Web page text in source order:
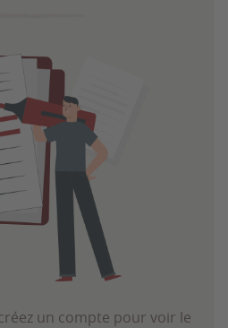
un compte pour voir le